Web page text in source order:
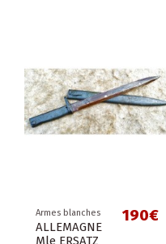
Armes blanches
ALLEMAGNE
Mle ERSATZ
190€